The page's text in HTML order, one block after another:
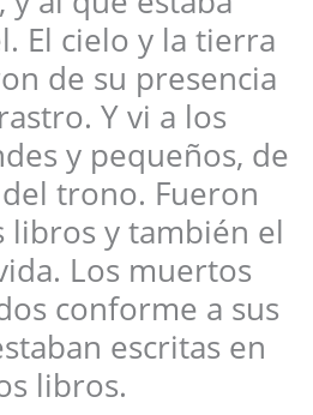
El cielo y la tierra
de su presencia
Y vi a los
y pequeños, de
trono. Fueron
libros y también el
Los muertos
conforme a sus
escritas en
libros.